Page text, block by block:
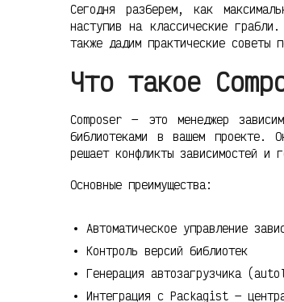
Сегодня разберем, как
наступив на классические
также дадим практические советы
Что такое
Composer — это менеджер
библиотеками в вашем проекте.
решает конфликты зависимостей и
Основные преимущества:
Автоматическое управление
Контроль версий библиотек
Генерация автозагрузчика
Интеграция с Packagist —